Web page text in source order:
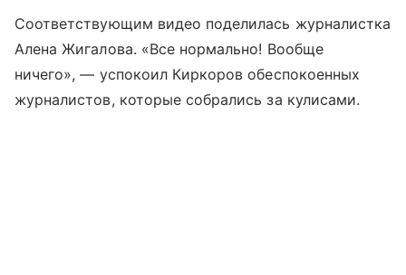
Соответствующим видео поделилась журналистка
Алена Жигалова. «Все нормально! Вообще
ничего», — успокоил Киркоров обеспокоенных
журналистов, которые собрались за кулисами.